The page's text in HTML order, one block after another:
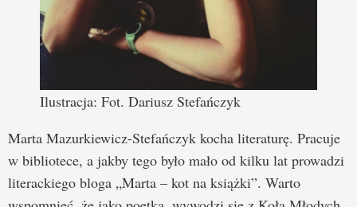
Ilustracja: Fot. Dariusz Stefańczyk
Marta Mazurkiewicz-Stefańczyk kocha literaturę. Pracuje
w bibliotece, a jakby tego było mało od kilku lat prowadzi
literackiego bloga „Marta – kot na książki”. Warto